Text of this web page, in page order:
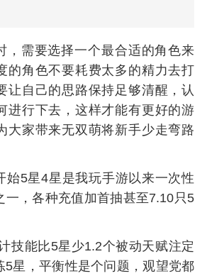
，需要选择一个最合适的角色来
的角色不要耗费太多的精力去打
让自己的思路保持足够清醒，认
进行下去，这样才能有更好的游
大家带来无双萌将新手少走弯路
始5星4星是我玩手游以来一次性
一，各种充值加首抽甚至7.10只5
技能比5星少1.2个被动天赋注定
5星，平衡性是个问题，观望党都